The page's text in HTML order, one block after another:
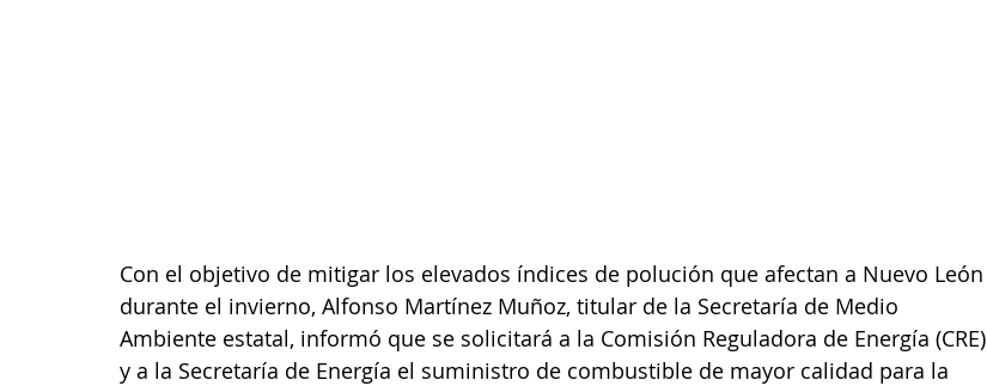
Con el objetivo de mitigar los elevados índices de polución que afectan a Nuevo León
durante el invierno, Alfonso Martínez Muñoz, titular de la Secretaría de Medio
Ambiente estatal, informó que se solicitará a la Comisión Reguladora de Energía (CRE)
y a la Secretaría de Energía el suministro de combustible de mayor calidad para la